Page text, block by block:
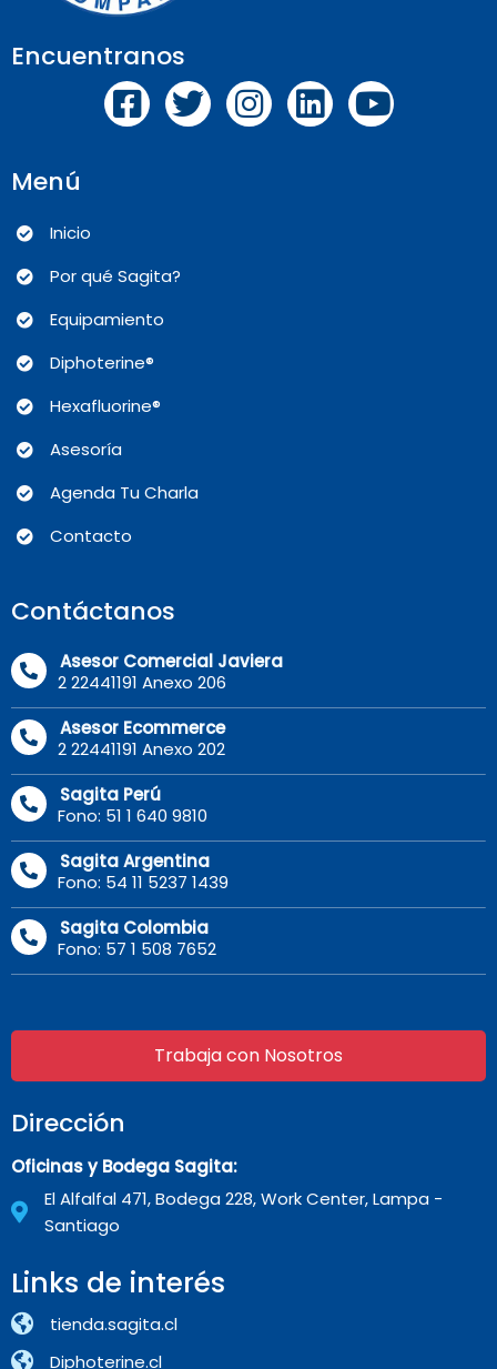
Encuentranos
Menú
Inicio
Por qué Sagita?
Equipamiento
Diphoterine®
Hexafluorine®
Asesoría
Agenda Tu Charla
Contacto
Contáctanos
Asesor Comercial Javiera
2 22441191 Anexo 206
Asesor Ecommerce
2 22441191 Anexo 202
Sagita Perú
Fono: 51 1 640 9810
Sagita Argentina
Fono: 54 11 5237 1439
Sagita Colombia
Fono: 57 1 508 7652
Trabaja con Nosotros
Dirección
Oficinas y Bodega Sagita:
El Alfalfal 471, Bodega 228, Work Center, Lampa -
Santiago
Links de interés
tienda.sagita.cl
Diphoterine.cl